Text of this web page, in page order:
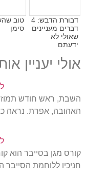
דבורת הדבש: 4
דברים מעניינים
שאולי לא
ידעתם
טוב
סימן
אולי יעניין
האהובה, אפרת. נראה
קורס מגן בסייבר הוא
חניכיו ללוחמת